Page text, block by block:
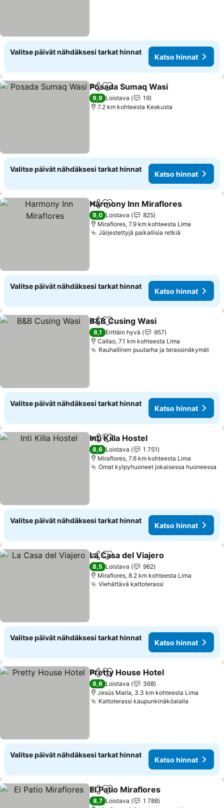
Valitse päivät nähdäksesi tarkat hinnat
Katso hinnat
Jaa Lisää suosikkeihin
Posada Sumaq Wasi
9,9 Loistava
19
7.2 km kohteesta Keskusta
Valitse päivät nähdäksesi tarkat hinnat
Katso hinnat
Jaa Lisää suosikkeihin
Harmony Inn Miraflores
9,0 Loistava
825
Miraflores, 7.9 km kohteesta Lima
Järjestettyjä paikallisia retkiä
Valitse päivät nähdäksesi tarkat hinnat
Katso hinnat
Jaa Lisää suosikkeihin
B&B Cusing Wasi
8,1 Erittäin hyvä
957
Callao, 7.1 km kohteesta Lima
Rauhallinen puutarha ja terassinäkymät
Valitse päivät nähdäksesi tarkat hinnat
Katso hinnat
Jaa Lisää suosikkeihin
Inti Killa Hostel
8,6 Loistava
1 751
Miraflores, 7.6 km kohteesta Lima
Omat kylpyhuoneet jokaisessa huoneessa
Valitse päivät nähdäksesi tarkat hinnat
Katso hinnat
Jaa Lisää suosikkeihin
La Casa del Viajero
8,5 Loistava
962
Miraflores, 8.2 km kohteesta Lima
Viehättävä kattoterassi
Valitse päivät nähdäksesi tarkat hinnat
Katso hinnat
Jaa Lisää suosikkeihin
Pretty House Hotel
8,6 Loistava
368
Jesús María, 3.3 km kohteesta Lima
Kattoterassi kaupunkinäköalalla
Valitse päivät nähdäksesi tarkat hinnat
Katso hinnat
Jaa Lisää suosikkeihin
El Patio Miraflores
8,7 Loistava
1 788